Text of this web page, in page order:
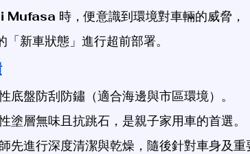
Mufasa 時，便意識到環境對車輛的威脅，
新車狀態」進行超前部署。
底盤防刮防鏽（適合海邊與市區環境）。
塗層無味且抗跳石，是親子家用車的首選。
先進行深度清潔與乾燥，隨後針對車身及